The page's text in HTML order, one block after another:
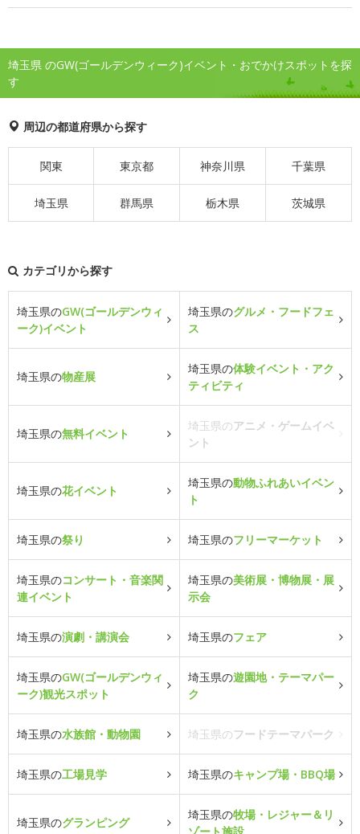
埼玉県 のGW(ゴールデンウィーク)イベント・おでかけスポットを探
す
周辺の都道府県から探す
関東 東京都 神奈川県 千葉県
埼玉県 群馬県 栃木県 茨城県
カテゴリから探す
埼玉県のGW(ゴールデンウィ
ーク)イベント
埼玉県のグルメ・フードフェ
ス
埼玉県の物産展
埼玉県の体験イベント・アク
ティビティ
埼玉県の無料イベント
埼玉県のアニメ・ゲームイベ
ント
埼玉県の花イベント
埼玉県の動物ふれあいイベン
ト
埼玉県の祭り 埼玉県のフリーマーケット
埼玉県のコンサート・音楽関
連イベント
埼玉県の美術展・博物展・展
示会
埼玉県の演劇・講演会 埼玉県のフェア
埼玉県のGW(ゴールデンウィ
ーク)観光スポット
埼玉県の遊園地・テーマパー
ク
埼玉県の水族館・動物園 埼玉県のフードテーマパーク
埼玉県の工場見学 埼玉県のキャンプ場・BBQ場
埼玉県のグランピング
埼玉県の牧場・レジャー＆リ